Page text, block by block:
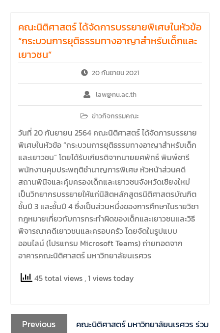
อาคารอุตสาหกรรมบริการ เพื่อ
ร่วมกันสร้างพื้นที่การทำงานที่
ปลอดภัย ซึ่งครอบคลุมหน่วย
งานภายในกลุ่มอาคารทั้ง 3
คณะ และ 1 กอง
นเรศวร จัดโครงการปฐมนิเทศ
ศึกษา 2569 โดยได้รับเกียรติ
ญรัตน์ โชคบันดาลชัย คณบดี
คณะนิติศาสตร์ ให้เกียรติเป็น
ประธานในพิธีเปิด พร้อมกล่าว
ต้อนรับและให้โอวาทแก่นิสิตใหม่
มีวัตถุประสงค์เพื่อให้ผู้ปกครอง
และนิสิตได้ทราบถึงนโยบาย
ด้านการเรียนการสอนของคณะ
นิติศาสตร์
คณะนิติศาสตร์ ได้จัดการบรรยายพิเศษในหัวข้อ
“กระบวนการยุติธรรมทางอาญาสำหรับเด็กและ
เยาวชน”
20 กันยายน 2021
law@nu.ac.th
ข่าวกิจกรรมคณะ
วันที่ 20 กันยายน 2564 คณะนิติศาสตร์ ได้จัดการบรรยาย
พิเศษในหัวข้อ “กระบวนการยุติธรรมทางอาญาสำหรับเด็ก
และเยาวชน” โดยได้รับเกียรติจากนายยศพัทธ์ พิมพ์ชารี
พนักงานคุมประพฤติชำนาญการพิเศษ หัวหน้าส่วนคดี
สถานพินิจและคุ้มครองเด็กและเยาวชนจังหวัดเชียงใหม่
เป็นวิทยากรบรรยายให้แก่นิสิตหลักสูตรนิติศาสตรบัณฑิต
ชั้นปี 3 และชั้นปี 4 ซึ่งเป็นส่วนหนึ่งของการศึกษาในรายวิชา
กฎหมายเกี่ยวกับการกระทำผิดของเด็กและเยาวชนและวิธี
พิจารณาคดีเยาวชนและครอบครัว โดยจัดในรูปแบบ
ออนไลน์ (โปรแกรม Microsoft Teams) ถ่ายทอดจาก
อาคารคณะนิติศาสตร์ มหาวิทยาลัยนเรศวร
45 total views , 1 views today
Previous
คณะนิติศาสตร์ มหาวิทยาลัยนเรศวร ร่วม